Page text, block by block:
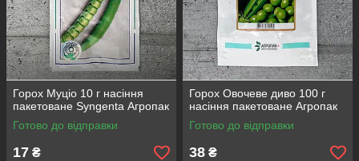
Горох Муціо 10 г насіння
пакетоване Syngenta Агропак
Готово до відправки
17 ₴
Горох Овочеве диво 100 г
насіння пакетоване Агропак
Готово до відправки
38 ₴